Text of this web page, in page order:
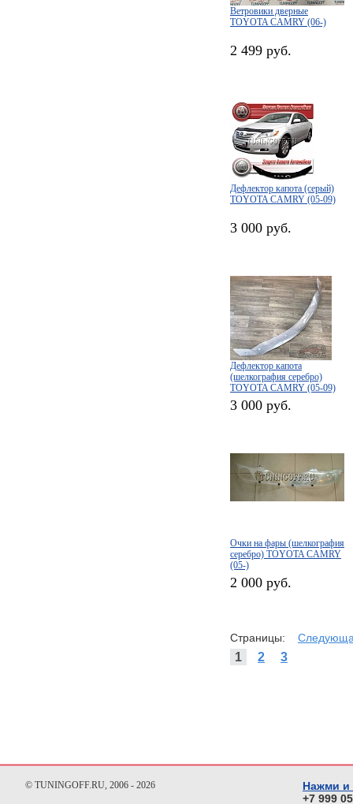
Ветровики дверные
TOYOTA CAMRY (06-)
2 499 руб.
Дефлектор капота (серый)
TOYOTA CAMRY (05-09)
3 000 руб.
Дефлектор капота
(шелкография серебро)
TOYOTA CAMRY (05-09)
3 000 руб.
Очки на фары (шелкография
серебро) TOYOTA CAMRY
(05-)
2 000 руб.
Страницы:
1 2 3
© TUNINGOFF.RU, 2006 - 2026
Нажми и
+7 999